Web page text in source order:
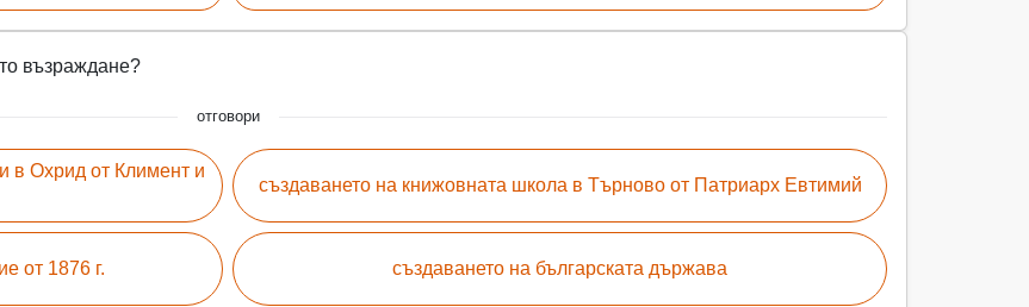
възраждане?
отговори
в Охрид от Климент и
от 1876 г.
създаването на книжовната школа в Търново от Патриарх Евтимий
създаването на българската държава